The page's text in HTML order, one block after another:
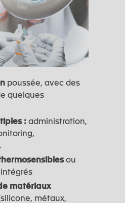
poussée, avec des
quelques
:administration,
ou
matériaux
métaux,